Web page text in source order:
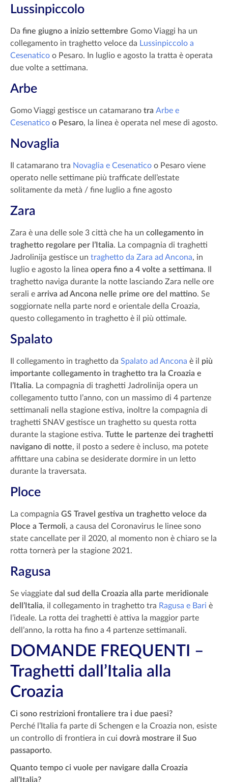
Lussinpiccolo
Da fine giugno a inizio settembre Gomo Viaggi ha un
collegamento in traghetto veloce da Lussinpiccolo a
Cesenatico o Pesaro. In luglio e agosto la tratta è operata
due volte a settimana.
Arbe
Gomo Viaggi gestisce un catamarano tra Arbe e
Cesenatico o Pesaro, la linea è operata nel mese di agosto.
Novaglia
Il catamarano tra Novaglia e Cesenatico o Pesaro viene
operato nelle settimane più trafficate dell’estate
solitamente da metà / fine luglio a fine agosto
Zara
Zara è una delle sole 3 città che ha un collegamento in
traghetto regolare per l’Italia. La compagnia di traghetti
Jadrolinija gestisce un traghetto da Zara ad Ancona, in
luglio e agosto la linea opera fino a 4 volte a settimana. Il
traghetto naviga durante la notte lasciando Zara nelle ore
serali e arriva ad Ancona nelle prime ore del mattino. Se
soggiornate nella parte nord e orientale della Croazia,
questo collegamento in traghetto è il più ottimale.
Spalato
Il collegamento in traghetto da Spalato ad Ancona è il più
importante collegamento in traghetto tra la Croazia e
l’Italia. La compagnia di traghetti Jadrolinija opera un
collegamento tutto l’anno, con un massimo di 4 partenze
settimanali nella stagione estiva, inoltre la compagnia di
traghetti SNAV gestisce un traghetto su questa rotta
durante la stagione estiva. Tutte le partenze dei traghetti
navigano di notte, il posto a sedere è incluso, ma potete
affittare una cabina se desiderate dormire in un letto
durante la traversata.
Ploce
La compagnia GS Travel gestiva un traghetto veloce da
Ploce a Termoli, a causa del Coronavirus le linee sono
state cancellate per il 2020, al momento non è chiaro se la
rotta tornerà per la stagione 2021.
Ragusa
Se viaggiate dal sud della Croazia alla parte meridionale
dell’Italia, il collegamento in traghetto tra Ragusa e Bari è
l’ideale. La rotta dei traghetti è attiva la maggior parte
dell’anno, la rotta ha fino a 4 partenze settimanali.
DOMANDE FREQUENTI –
Traghetti dall’Italia alla
Croazia
Ci sono restrizioni frontaliere tra i due paesi?
Perché l’Italia fa parte di Schengen e la Croazia non, esiste
un controllo di frontiera in cui dovrà mostrare il Suo
passaporto.
Quanto tempo ci vuole per navigare dalla Croazia
all’Italia?